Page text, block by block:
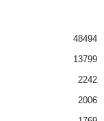
48494
13799
2242
2006